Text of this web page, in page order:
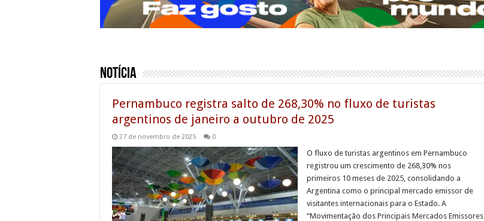
Notícia
Pernambuco registra salto de 268,30% no fluxo de turistas
argentinos de janeiro a outubro de 2025
27 de novembro de 2025 0
O fluxo de turistas argentinos em Pernambuco
registrou um crescimento de 268,30% nos
primeiros 10 meses de 2025, consolidando a
Argentina como o principal mercado emissor de
visitantes internacionais para o Estado. A
“Movimentação dos Principais Mercados Emissores